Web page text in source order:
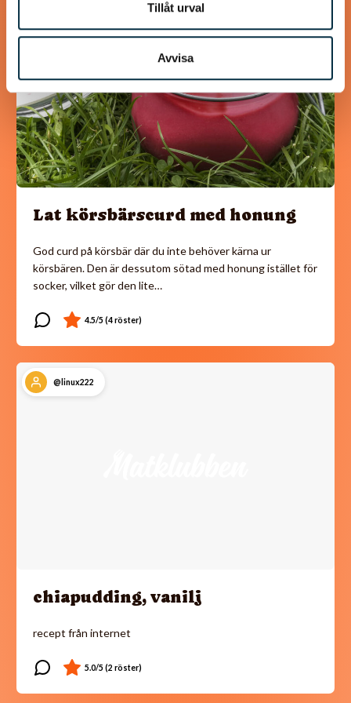
Tillåt urval
Avvisa
Lat körsbärscurd med honung
God curd på körsbär där du inte behöver kärna ur
körsbären. Den är dessutom sötad med honung istället för
socker, vilket gör den lite…
@linux222
chiapudding, vanilj
recept från internet